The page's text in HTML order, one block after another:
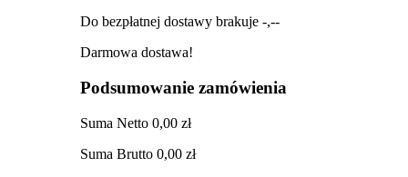
Do bezpłatnej dostawy brakuje -,--
Darmowa dostawa!
Podsumowanie zamówienia
Suma Netto 0,00 zł
Suma Brutto 0,00 zł